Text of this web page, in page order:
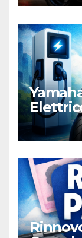
per la